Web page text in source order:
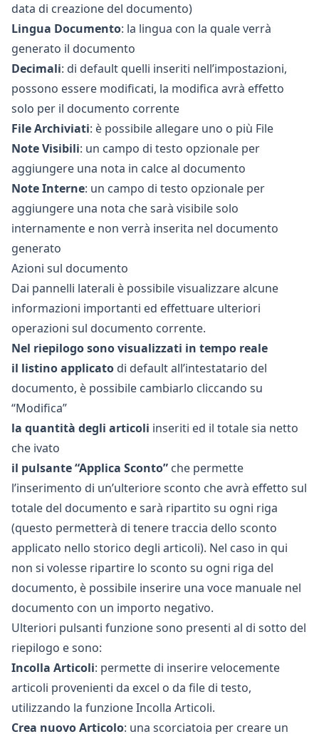
data di creazione del documento)
Lingua Documento: la lingua con la quale verrà
generato il documento
Decimali: di default quelli inseriti nell’impostazioni,
possono essere modificati, la modifica avrà effetto
solo per il documento corrente
File Archiviati: è possibile allegare uno o più File
Note Visibili: un campo di testo opzionale per
aggiungere una nota in calce al documento
Note Interne: un campo di testo opzionale per
aggiungere una nota che sarà visibile solo
internamente e non verrà inserita nel documento
generato
Azioni sul documento
Dai pannelli laterali è possibile visualizzare alcune
informazioni importanti ed effettuare ulteriori
operazioni sul documento corrente.
Nel riepilogo sono visualizzati in tempo reale
il listino applicato di default all’intestatario del
documento, è possibile cambiarlo cliccando su
“Modifica”
la quantità degli articoli inseriti ed il totale sia netto
che ivato
il pulsante “Applica Sconto” che permette
l’inserimento di un’ulteriore sconto che avrà effetto sul
totale del documento e sarà ripartito su ogni riga
(questo permetterà di tenere traccia dello sconto
applicato nello storico degli articoli). Nel caso in qui
non si volesse ripartire lo sconto su ogni riga del
documento, è possibile inserire una voce manuale nel
documento con un importo negativo.
Ulteriori pulsanti funzione sono presenti al di sotto del
riepilogo e sono:
Incolla Articoli: permette di inserire velocemente
articoli provenienti da excel o da file di testo,
utilizzando la funzione Incolla Articoli.
Crea nuovo Articolo: una scorciatoia per creare un